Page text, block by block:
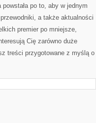
po to, aby w jednym
a także aktualności
premier po mniejsze,
Cię zarówno duże
treści przygotowane z myślą o